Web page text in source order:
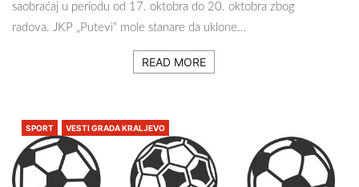
saobraćaj u periodu od 17. oktobra do 20. oktobra zbog
radova. JKP „Putevi“ mole stanare da uklone…
READ MORE
SPORT VESTI GRADA KRALJEVO